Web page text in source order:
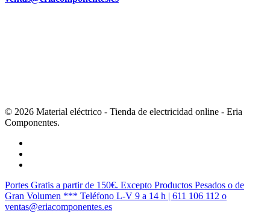
© 2026 Material eléctrico - Tienda de electricidad online - Eria
Componentes.
Close
Menu
Portes Gratis a partir de 150€. Excepto Productos Pesados o de
Gran Volumen *** Teléfono L-V 9 a 14 h | 611 106 112 o
ventas@eriacomponentes.es